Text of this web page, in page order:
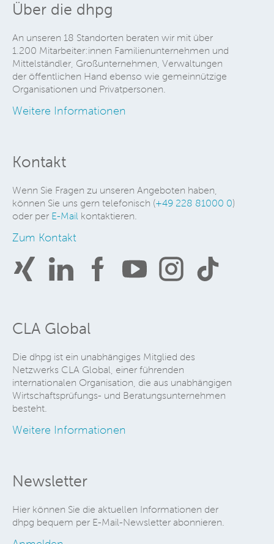
Über die dhpg
An unseren 18 Standorten beraten wir mit über
1.200 Mitarbeiter:innen Familienunternehmen und
Mittelständler, Großunternehmen, Verwaltungen
der öffentlichen Hand ebenso wie gemeinnützige
Organisationen und Privatpersonen.
Weitere Informationen
Kontakt
Wenn Sie Fragen zu unseren Angeboten haben,
können Sie uns gern telefonisch (+49 228 81000 0)
oder per E-Mail kontaktieren.
Zum Kontakt
CLA Global
Die dhpg ist ein unabhängiges Mitglied des
Netzwerks CLA Global, einer führenden
internationalen Organisation, die aus unabhängigen
Wirtschaftsprüfungs- und Beratungsunternehmen
besteht.
Weitere Informationen
Newsletter
Hier können Sie die aktuellen Informationen der
dhpg bequem per E-Mail-Newsletter abonnieren.